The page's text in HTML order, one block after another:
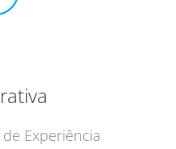
Experiência